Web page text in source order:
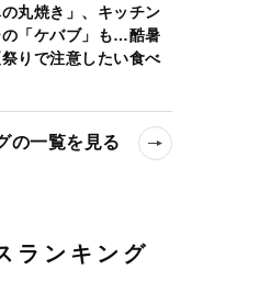
の丸焼き」、キッチン
の「ケバブ」も…酷暑
りで注意したい食べ
の一覧を見る
ランキング